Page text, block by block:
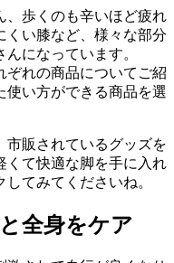
、歩くのも辛いほど疲れ
くい膝など、様々な部分
になっています。
ぞれの商品についてご紹
使い方ができる商品を選
市販されているグッズを
くて快適な脚を手に入れ
てみてくださいね。
全身をケア